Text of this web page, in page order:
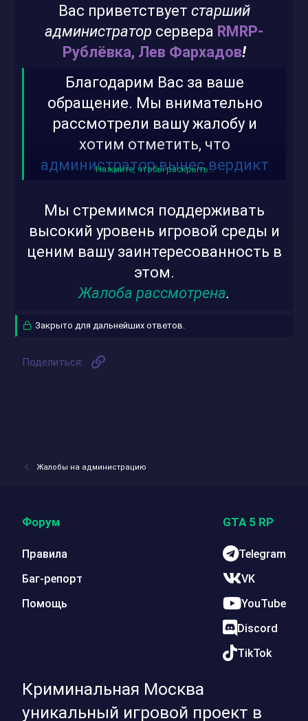
Вас приветствует старший
администратор сервера RMRP-
Рублёвка, Лев Фархадов!
Благодарим Вас за ваше
обращение. Мы внимательно
рассмотрели вашу жалобу и
хотим отметить, что
администратор вынес вердикт
Нажмите, чтобы раскрыть...
Мы стремимся поддерживать
высокий уровень игровой среды и
ценим вашу заинтересованность в
этом.
Жалоба рассмотрена.
Закрыто для дальнейших ответов.
Поделиться:
Жалобы на администрацию
Криминальная Москва
уникальный игровой проект в
Форум
Правила
Баг-репорт
Помощь
GTA 5 RP
Telegram
VK
YouTube
Discord
TikTok